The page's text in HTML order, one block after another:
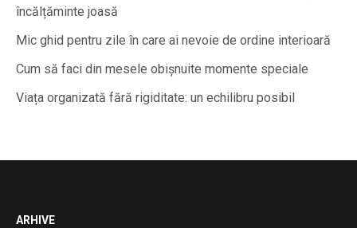
încălțăminte joasă
Mic ghid pentru zile în care ai nevoie de ordine interioară
Cum să faci din mesele obișnuite momente speciale
Viața organizată fără rigiditate: un echilibru posibil
ARHIVE